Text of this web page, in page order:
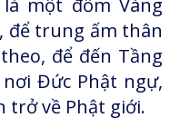
một đốm Vàng
để trung ấm thân
để đến Tầng
Đức Phật ngự,
trở về Phật giới.